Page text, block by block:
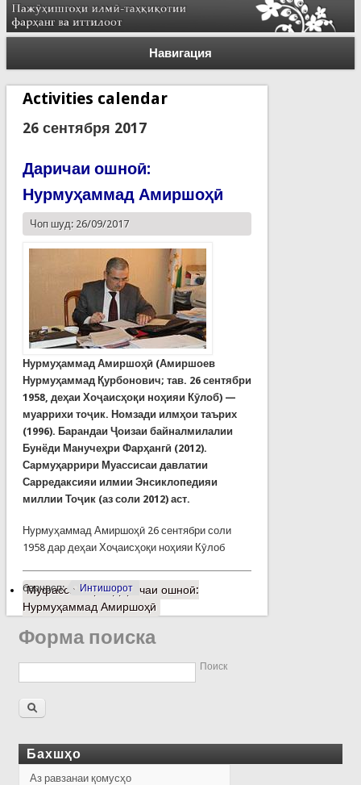
Навигация
Activities calendar
26 сентября 2017
Даричаи ошноӣ:
Нурмуҳаммад Амиршоҳӣ
Чоп шуд: 26/09/2017
Нурмуҳаммад Амиршоҳӣ (Амиршоев
Нурмуҳаммад Қурбонович; тав. 26 сентябри
1958, деҳаи Хоҷаисҳоқи ноҳияи Кӯлоб) —
муаррихи тоҷик. Номзади илмҳои таърих
(1996). Барандаи Ҷоизаи байналмилалии
Бунёди Манучеҳри Фарҳангӣ (2012).
Сармуҳаррири Муассисаи давлатии
Сарредаксияи илмии Энсиклопедияи
миллии Тоҷик (аз соли 2012) аст.
Нурмуҳаммад Амиршоҳӣ 26 сентябри соли
1958 дар деҳаи Хоҷаисҳоқи ноҳияи Кӯлоб
барчасп: Интишорот
Муфассалтаро Даричаи ошноӣ:
Нурмуҳаммад Амиршоҳӣ
Форма поиска
Поиск
Бахшҳо
Аз равзанаи қомусҳо